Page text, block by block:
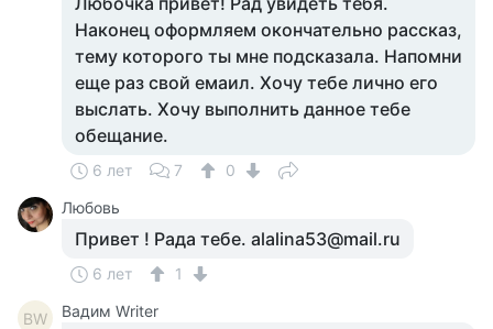
Наконец оформляем окончательно рассказ,
тему которого ты мне подсказала. Напомни
еще раз свой емаил. Хочу тебе лично его
выслать. Хочу выполнить данное тебе
обещание.
6 лет 7
0
Любовь
Привет ! Рада тебе. alalina53@mail.ru
6 лет 1
ВW Вадим Writer